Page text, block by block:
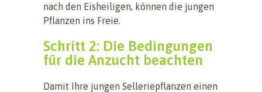
nach den Eisheiligen, können die jungen
Pflanzen ins Freie.
Schritt 2: Die Bedingungen
für die Anzucht beachten
Damit Ihre jungen Selleriepflanzen einen